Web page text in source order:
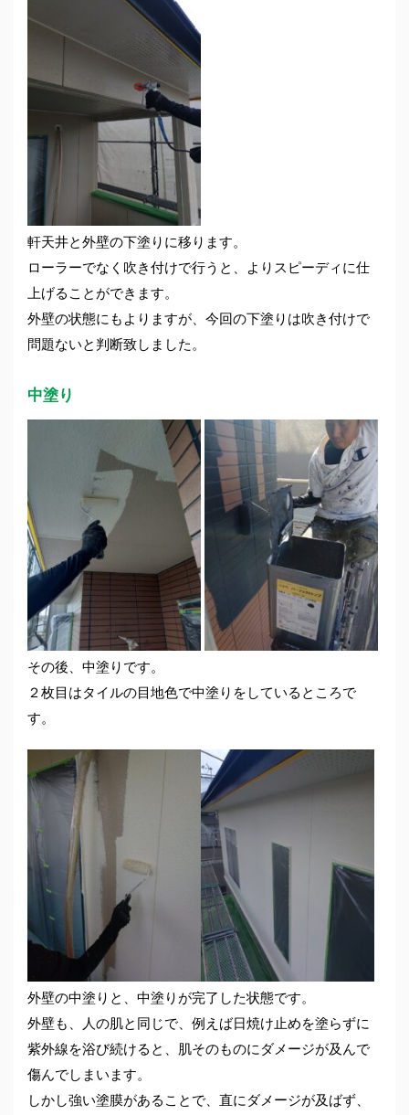
軒天井と外壁の下塗りに移ります。
ローラーでなく吹き付けで行うと、よりスピーディに仕
上げることができます。
外壁の状態にもよりますが、今回の下塗りは吹き付けで
問題ないと判断致しました。
中塗り
その後、中塗りです。
２枚目はタイルの目地色で中塗りをしているところで
す。
外壁の中塗りと、中塗りが完了した状態です。
外壁も、人の肌と同じで、例えば日焼け止めを塗らずに
紫外線を浴び続けると、肌そのものにダメージが及んで
傷んでしまいます。
しかし強い塗膜があることで、直にダメージが及ばず、